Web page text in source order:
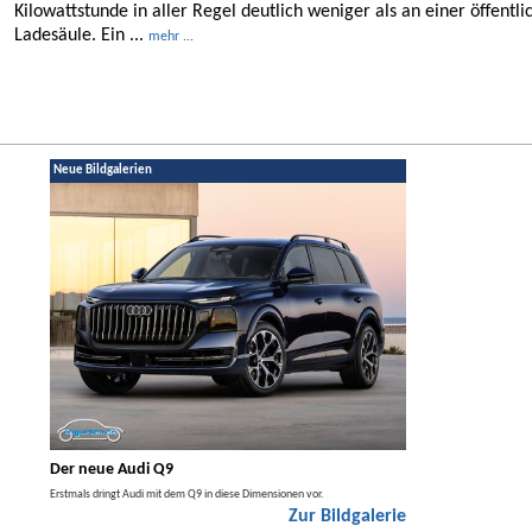
Kilowattstunde in aller Regel deutlich weniger als an einer
Ladesäule. Ein ... mehr ...
Neue Bildgalerien
Der neue Audi Q9
Erstmals dringt Audi mit dem Q9 in diese Dimensionen vor.
Zur Bildgalerie